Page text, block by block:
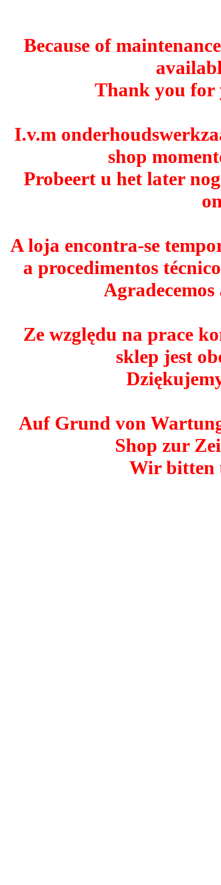
Because of
Thank you for
I.v.m
shop
Probeert u het later
A loja encontra-se
a procedimentos
Agradecemos
Ze względu na prace
sklep jest
Auf Grund von
Shop zur
Wir bitten